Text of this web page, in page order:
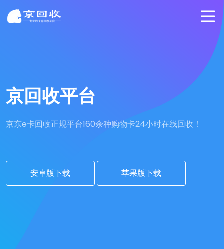
京回收平台
京东e卡回收正规平台160余种购物卡24小时在线回收！
安卓版下载 苹果版下载